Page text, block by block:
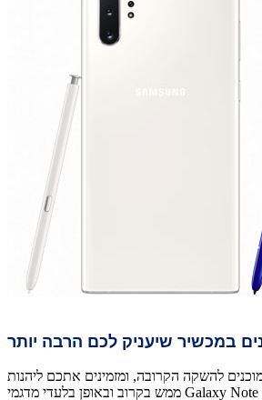
להשקה הקרובה, ומזמינים אתכם ליהנות
ממש בקרוב ובאופן בלעדי מדגמי Galaxy Note 10 ו- +Galaxy Note 10